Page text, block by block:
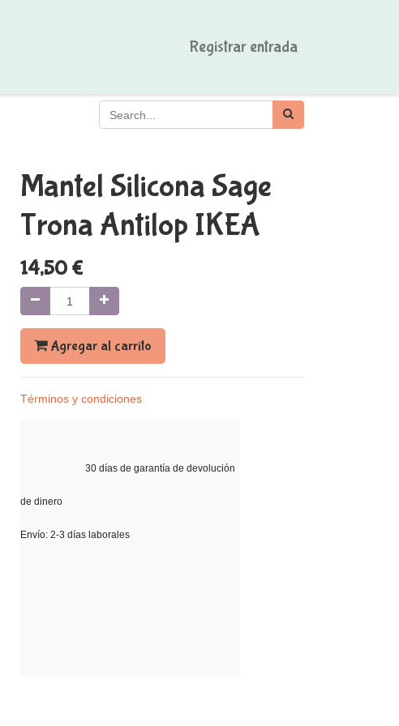
Registrar entrada
Mantel Silicona Sage
Trona Antilop IKEA
14,50 €
Agregar al carrito
Términos y condiciones
30 días de garantía de devolución
de dinero
Envío: 2-3 días laborales